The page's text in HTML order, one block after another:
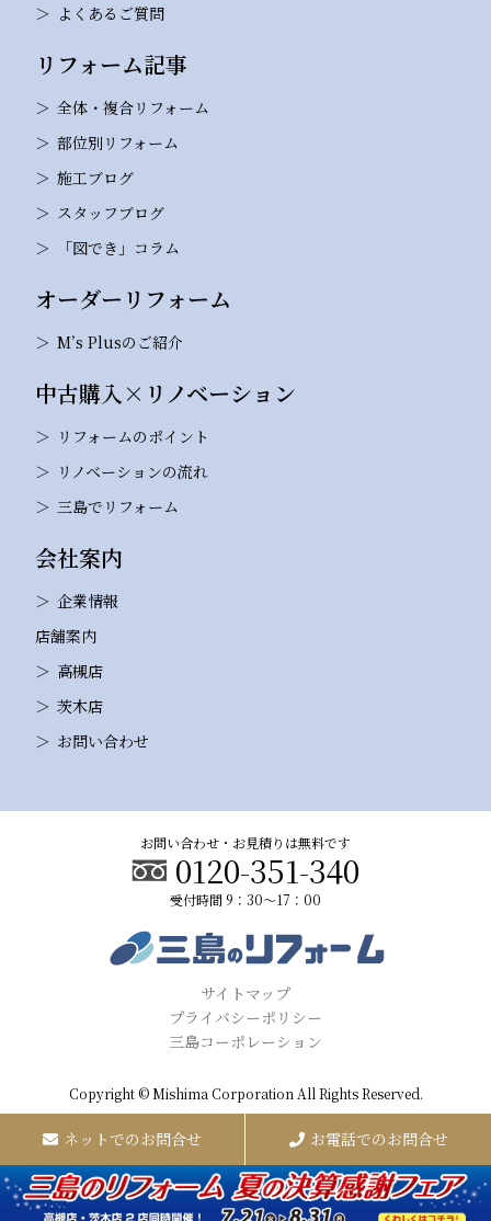
よくあるご質問
リフォーム記事
全体・複合リフォーム
部位別リフォーム
施工ブログ
スタッフブログ
「図でき」コラム
オーダーリフォーム
M’s Plusのご紹介
中古購入×リノベーション
リフォームのポイント
リノベーションの流れ
三島でリフォーム
会社案内
企業情報
店舗案内
高槻店
茨木店
お問い合わせ
お問い合わせ・お見積りは無料です
0120-351-340
受付時間 9：30～17：00
サイトマップ
プライバシーポリシー
三島コーポレーション
Copyright © Mishima Corporation All Rights Reserved.
ネットでのお問合せ お電話でのお問合せ